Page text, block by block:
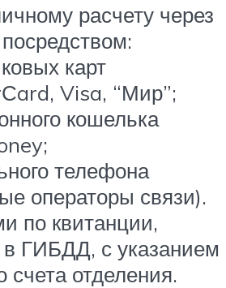
расчету через
карт
Visa, “Мир”;
кошелька
телефона
операторы связи).
по квитанции,
ГИБДД, с указанием
счета отделения.